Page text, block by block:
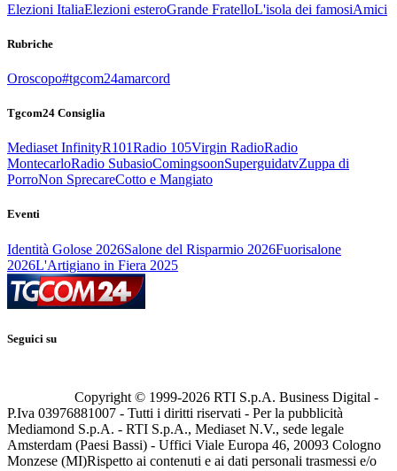
Elezioni ItaliaElezioni esteroGrande FratelloL'isola dei famosiAmici
Rubriche
Oroscopo#tgcom24amarcord
Tgcom24 Consiglia
Mediaset InfinityR101Radio 105Virgin RadioRadio
MontecarloRadio SubasioComingsoonSuperguidatvZuppa di
PorroNon SprecareCotto e Mangiato
Eventi
Identità Golose 2026Salone del Risparmio 2026Fuorisalone
2026L'Artigiano in Fiera 2025
Seguici su
Copyright © 1999-2026 RTI S.p.A. Business Digital -
P.Iva 03976881007 - Tutti i diritti riservati - Per la pubblicità
Mediamond S.p.A. - RTI S.p.A., Mediaset N.V., sede legale
Amsterdam (Paesi Bassi) - Uffici Viale Europa 46, 20093 Cologno
Monzese (MI)Rispetto ai contenuti e ai dati personali trasmessi e/o